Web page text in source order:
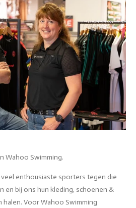
Wahoo Swimming.
enthousiaste sporters tegen die
en bij ons hun kleding, schoenen &
Voor Wahoo Swimming